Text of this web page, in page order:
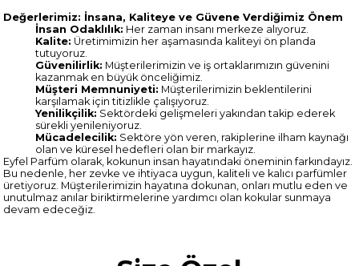
Değerlerimiz: İnsana, Kaliteye ve Güvene Verdiğimiz Önem
İnsan Odaklılık: Her zaman insanı merkeze alıyoruz.
Kalite: Üretimimizin her aşamasında kaliteyi ön planda
tutuyoruz.
Güvenilirlik: Müşterilerimizin ve iş ortaklarımızın güvenini
kazanmak en büyük önceliğimiz.
Müşteri Memnuniyeti: Müşterilerimizin beklentilerini
karşılamak için titizlikle çalışıyoruz.
Yenilikçilik: Sektördeki gelişmeleri yakından takip ederek
sürekli yenileniyoruz.
Mücadelecilik: Sektöre yön veren, rakiplerine ilham kaynağı
olan ve küresel hedefleri olan bir markayız.
Eyfel Parfüm olarak, kokunun insan hayatındaki öneminin farkındayız.
Bu nedenle, her zevke ve ihtiyaca uygun, kaliteli ve kalıcı parfümler
üretiyoruz. Müşterilerimizin hayatına dokunan, onları mutlu eden ve
unutulmaz anılar biriktirmelerine yardımcı olan kokular sunmaya
devam edeceğiz.